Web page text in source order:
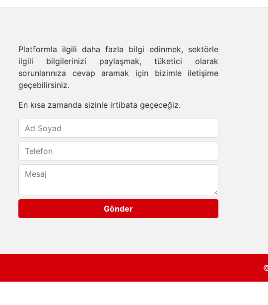
Platformla ilgili daha fazla bilgi edinmek, sektörle
ilgili bilgilerinizi paylaşmak, tüketici olarak
sorunlarınıza cevap aramak için bizimle iletişime
geçebilirsiniz.
En kısa zamanda sizinle irtibata geçeceğiz.
Gönder